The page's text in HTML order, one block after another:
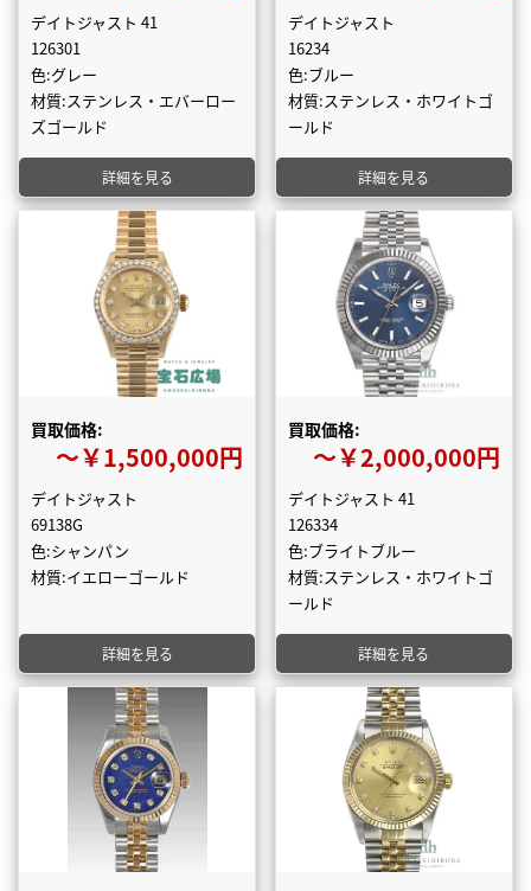
デイトジャスト 41
126301
色:グレー
材質:ステンレス・エバーロー
ズゴールド
詳細を見る
デイトジャスト
16234
色:ブルー
材質:ステンレス・ホワイトゴ
ールド
詳細を見る
買取価格:
〜￥1,500,000円
デイトジャスト
69138G
色:シャンパン
材質:イエローゴールド
詳細を見る
買取価格:
〜￥2,000,000円
デイトジャスト 41
126334
色:ブライトブルー
材質:ステンレス・ホワイトゴ
ールド
詳細を見る